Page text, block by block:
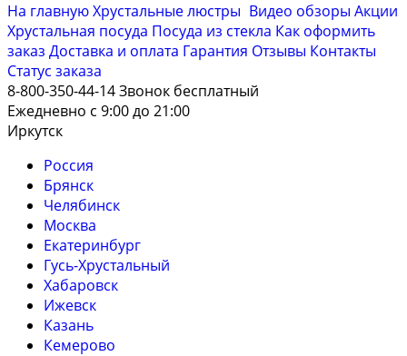
На главнуюХрустальные люстры Видео обзоры Акции
Хрустальная посуда Посуда из стекла Как оформить
заказ Доставка и оплата Гарантия Отзывы Контакты
Cтатус заказа
8-800-350-44-14Звонок бесплатный
Ежедневно с 9:00 до 21:00
Иркутск
Россия
Брянск
Челябинск
Москва
Екатеринбург
Гусь-Хрустальный
Хабаровск
Ижевск
Казань
Кемерово